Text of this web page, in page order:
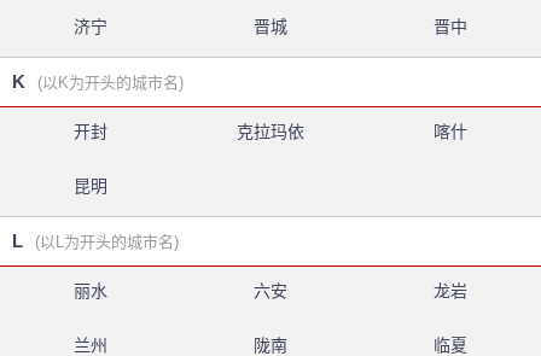
济宁 晋城 晋中
K (以K为开头的城市名)
开封 克拉玛依 喀什
昆明
L (以L为开头的城市名)
丽水 六安 龙岩
兰州 陇南 临夏